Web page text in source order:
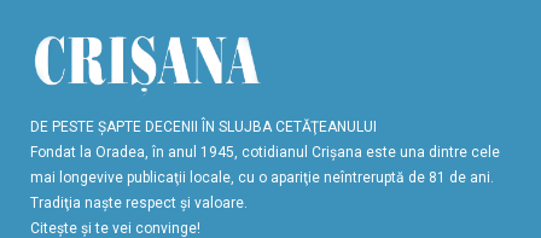
DE PESTE ŞAPTE DECENII ÎN SLUJBA CETĂŢEANULUI
Fondat la Oradea, în anul 1945, cotidianul Crişana este una dintre cele
mai longevive publicaţii locale, cu o apariţie neîntreruptă de 81 de ani.
Tradiţia naşte respect şi valoare.
Citeşte şi te vei convinge!